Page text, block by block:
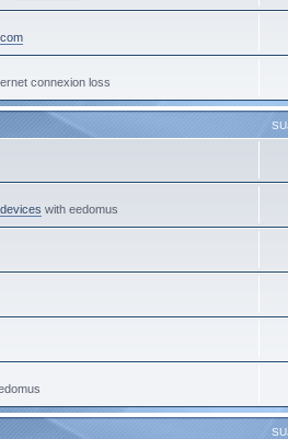
connexion loss
with eedomus